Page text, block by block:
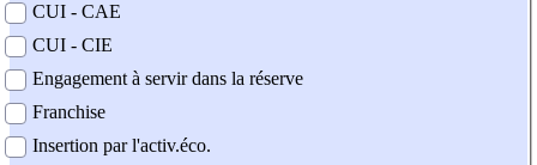
CUI - CAE
CUI - CIE
Engagement à servir dans la réserve
Franchise
Insertion par l'activ.éco.